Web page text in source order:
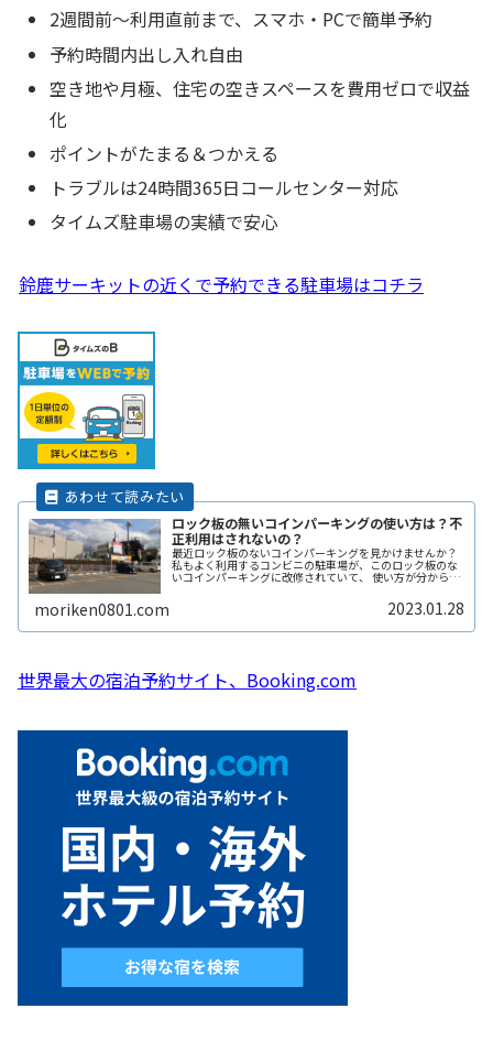
2週間前～利用直前まで、スマホ・PCで簡単予約
予約時間内出し入れ自由
空き地や月極、住宅の空きスペースを費用ゼロで収益
化
ポイントがたまる＆つかえる
トラブルは24時間365日コールセンター対応
タイムズ駐車場の実績で安心
鈴鹿サーキットの近くで予約できる駐車場はコチラ
ロック板の無いコインパーキングの使い方は？不
正利用はされないの？
最近ロック板のないコインパーキングを見かけませんか？
私もよく利用するコンビニの駐車場が、このロック板のな
いコインパーキングに改修されていて、 使い方が分からず
ク板のないコインパーキングの使い方や、ロック板がない
と不正に使われないの？などその辺りも含めて解説しま
moriken0801.com 2023.01.28
世界最大の宿泊予約サイト、Booking.com